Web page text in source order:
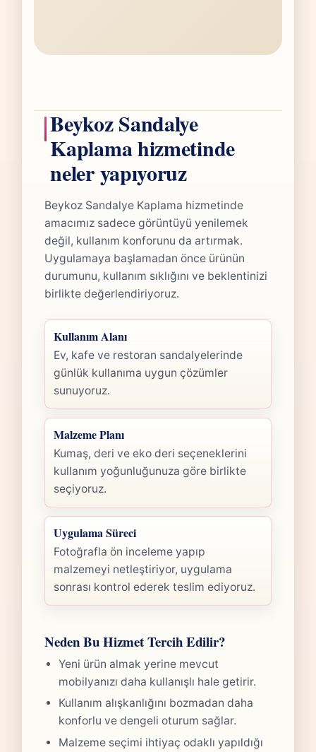
Beykoz Sandalye
Kaplama hizmetinde
neler yapıyoruz
Beykoz Sandalye Kaplama hizmetinde
amacımız sadece görüntüyü yenilemek
değil, kullanım konforunu da artırmak.
Uygulamaya başlamadan önce ürünün
durumunu, kullanım sıklığını ve beklentinizi
birlikte değerlendiriyoruz.
Kullanım Alanı
Ev, kafe ve restoran sandalyelerinde
günlük kullanıma uygun çözümler
sunuyoruz.
Malzeme Planı
Kumaş, deri ve eko deri seçeneklerini
kullanım yoğunluğunuza göre birlikte
seçiyoruz.
Uygulama Süreci
Fotoğrafla ön inceleme yapıp
malzemeyi netleştiriyor, uygulama
sonrası kontrol ederek teslim ediyoruz.
Neden Bu Hizmet Tercih Edilir?
Yeni ürün almak yerine mevcut
mobilyanızı daha kullanışlı hale getirir.
Kullanım alışkanlığını bozmadan daha
konforlu ve dengeli oturum sağlar.
Malzeme seçimi ihtiyaç odaklı yapıldığı